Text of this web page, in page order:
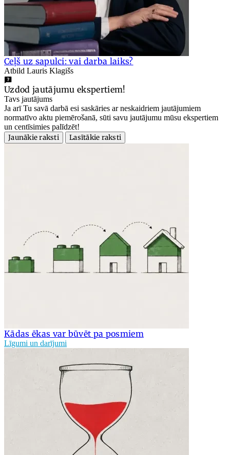
Ceļš uz sapulci: vai darba laiks?
Atbild Lauris Klagišs
Uzdod jautājumu ekspertiem!
Tavs jautājums
Ja arī Tu savā darbā esi saskāries ar neskaidriem jautājumiem
normatīvo aktu piemērošanā, sūti savu jautājumu mūsu ekspertiem
un centīsimies palīdzēt!
Jaunākie raksti
Lasītākie raksti
Kādas ēkas var būvēt pa posmiem
Līgumi un darījumi